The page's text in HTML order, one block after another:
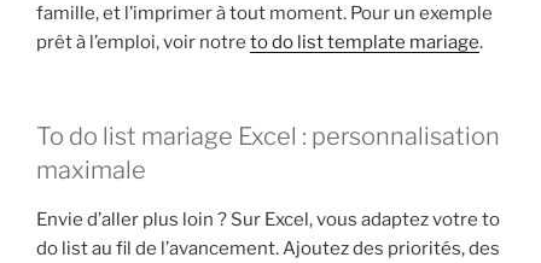
famille, et l’imprimer à tout moment. Pour un exemple
prêt à l’emploi, voir notre to do list template mariage.
To do list mariage Excel : personnalisation
maximale
Envie d’aller plus loin ? Sur Excel, vous adaptez votre to
do list au fil de l’avancement. Ajoutez des priorités, des